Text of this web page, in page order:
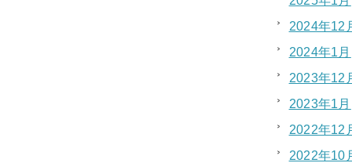
2024年12
2024年1月
2023年12
2023年1月
2022年12
2022年10